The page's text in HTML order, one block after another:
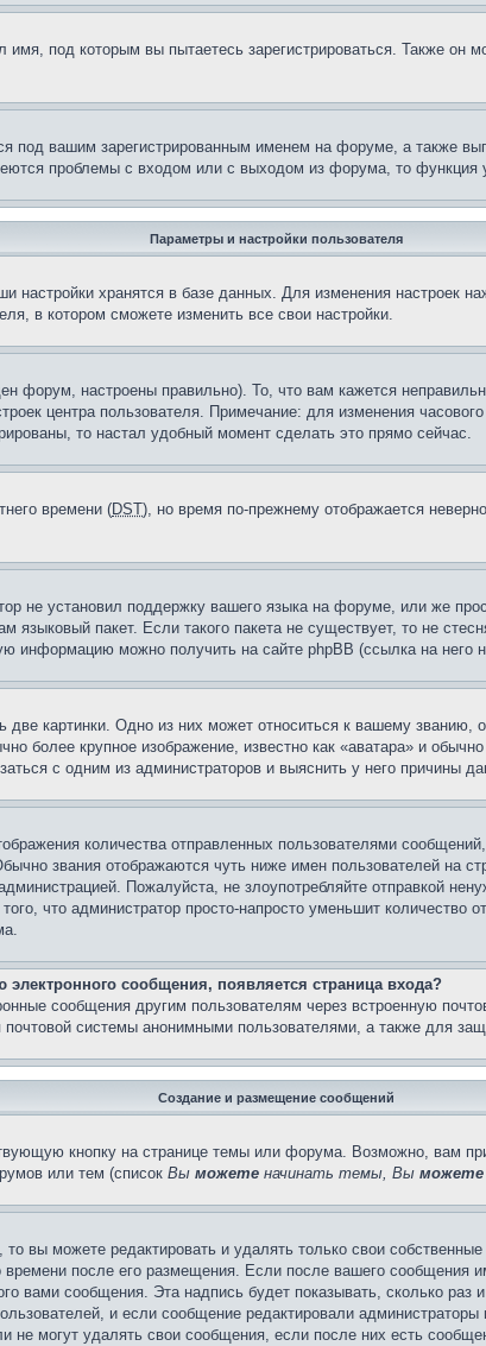
под которым вы пытаетесь зарегистрироваться. Также он
вашим зарегистрированным именем на форуме, а также
проблемы с входом или с выходом из форума, то
Параметры и настройки пользователя
настройки хранятся в базе данных. Для изменения настроек
в котором сможете изменить все свои настройки.
форум, настроены правильно). То, что вам кажется
центра пользователя. Примечание: для изменения
то настал удобный момент сделать это прямо сейчас.
времени (DST), но время по-прежнему отображается
не установил поддержку вашего языка на форуме, или же
языковый пакет. Если такого пакета не существует, то не
информацию можно получить на сайте phpBB (ссылка на него
картинки. Одно из них может относиться к вашему званию,
более крупное изображение, известно как «аватара» и
с одним из администраторов и выяснить у него причины
количества отправленных пользователями
звания отображаются чуть ниже имен пользователей на
Пожалуйста, не злоупотребляйте отправкой
что администратор просто-напросто уменьшит
сообщения, появляется страница входа?
сообщения другим пользователям через встроенную
системы анонимными пользователями, а также для
Создание и размещение сообщений
кнопку на странице темы или форума. Возможно, вам
или тем (список Вы можете начинать темы, Вы можете
вы можете редактировать и удалять только свои
после его размещения. Если после вашего сообщения
вами сообщения. Эта надпись будет показывать, сколько
и если сообщение редактировали
могут удалять свои сообщения, если после них есть